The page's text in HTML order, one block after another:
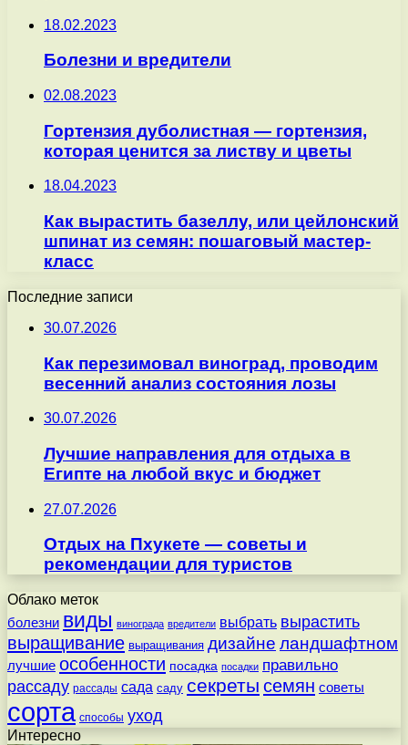
18.02.2023
Болезни и вредители
02.08.2023
Гортензия дуболистная — гортензия,
которая ценится за листву и цветы
18.04.2023
Как вырастить базеллу, или цейлонский
шпинат из семян: пошаговый мастер-
класс
Последние записи
30.07.2026
Как перезимовал виноград, проводим
весенний анализ состояния лозы
30.07.2026
Лучшие направления для отдыха в
Египте на любой вкус и бюджет
27.07.2026
Отдых на Пхукете — советы и
рекомендации для туристов
Облако меток
болезни виды винограда вредители выбрать вырастить
выращивание выращивания дизайне ландшафтном
лучшие особенности посадка посадки правильно
рассаду рассады сада саду секреты семян советы
сорта способы уход
Интересно